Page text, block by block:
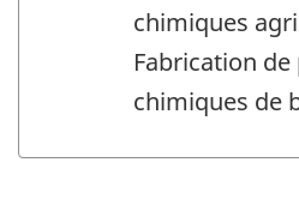
chimiques
Fabrication
chimiques de